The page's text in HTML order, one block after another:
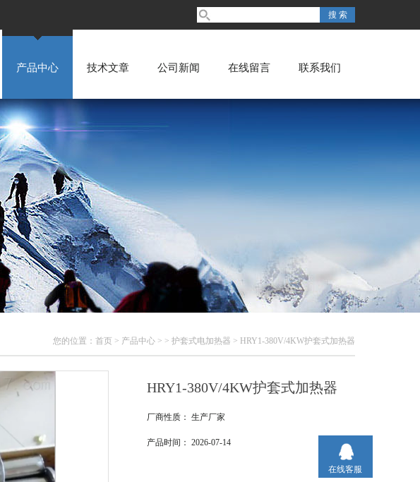
产品中心 技术文章 公司新闻 在线留言 联系我们
您的位置： 首页 > 产品中心 > > 护套式电加热器 > HRY1-380V/4KW护套式加热器
HRY1-380V/4KW护套式加热器
厂商性质： 生产厂家
产品时间： 2026-07-14
在线客服